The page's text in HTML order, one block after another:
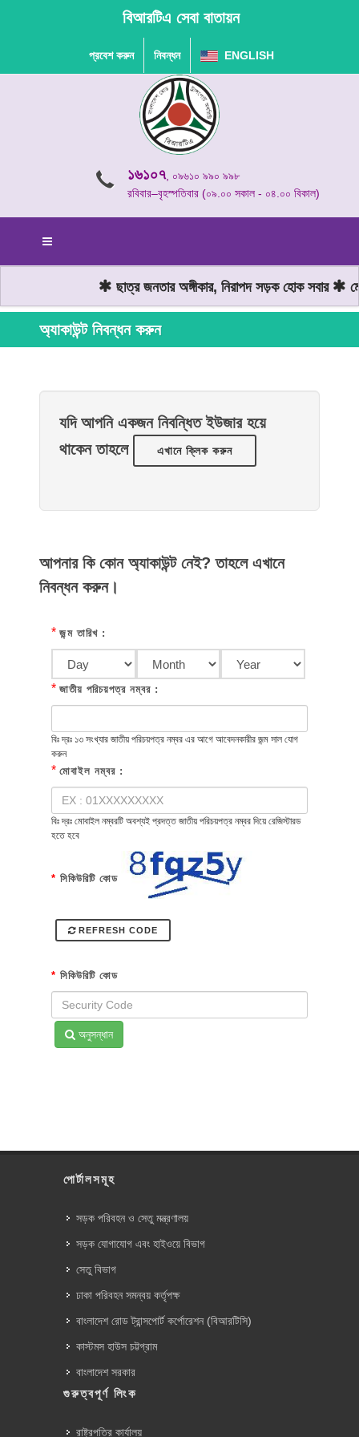
বিআরটিএ সেবা বাতায়ন
প্রবেশ করুন নিবন্ধন ENGLISH
১৬১০৭, ০৯৬১০ ৯৯০ ৯৯৮
রবিবার–বৃহস্পতিবার (০৯.০০ সকাল - ০৪.০০ বিকাল)
ছাত্র জনতার অঙ্গীকার, নিরাপদ সড়ক হোক সবার
অ্যাকাউন্ট নিবন্ধন করুন
যদি আপনি একজন নিবন্ধিত ইউজার হয়ে
থাকেন তাহলে
এখানে ক্লিক করুন
আপনার কি কোন অ্যাকাউন্ট নেই? তাহলে এখানে
নিবন্ধন করুন।
* জন্ম তারিখ :
* জাতীয় পরিচয়পত্র নম্বর :
বিঃ দ্রঃ ১৩ সংখ্যার জাতীয় পরিচয়পত্র নম্বর এর আগে আবেদনকারীর জন্ম সাল যোগ
করুন
* মোবাইল নম্বর :
বিঃ দ্রঃ মোবাইল নম্বরটি অবশ্যই প্রদত্ত জাতীয় পরিচয়পত্র নম্বর দিয়ে রেজিস্টারড
হতে হবে
* সিকিউরিটি কোড
REFRESH CODE
* সিকিউরিটি কোড
অনুসন্ধান
পোর্টালসমূহ
সড়ক পরিবহন ও সেতু মন্ত্রণালয়
সড়ক যোগাযোগ এবং হাইওয়ে বিভাগ
সেতু বিভাগ
ঢাকা পরিবহন সমন্বয় কর্তৃপক্ষ
বাংলাদেশ রোড ট্রান্সপোর্ট কর্পোরেশন (বিআরটিসি)
কাস্টমস হাউস চট্টগ্রাম
বাংলাদেশ সরকার
গুরুত্বপূর্ণ লিংক
রাষ্ট্রপতির কার্যালয়